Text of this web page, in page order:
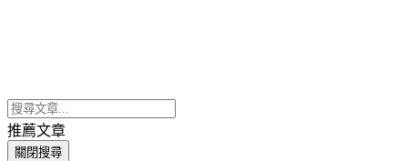
推薦文章
關閉搜尋